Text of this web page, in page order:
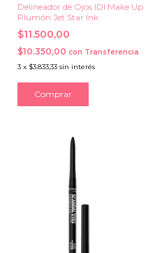
Delineador de Ojos IDI Make Up
Plumón Jet Star Ink
$11.500,00
$10.350,00 con Transferencia
3 x $3.833,33 sin interés